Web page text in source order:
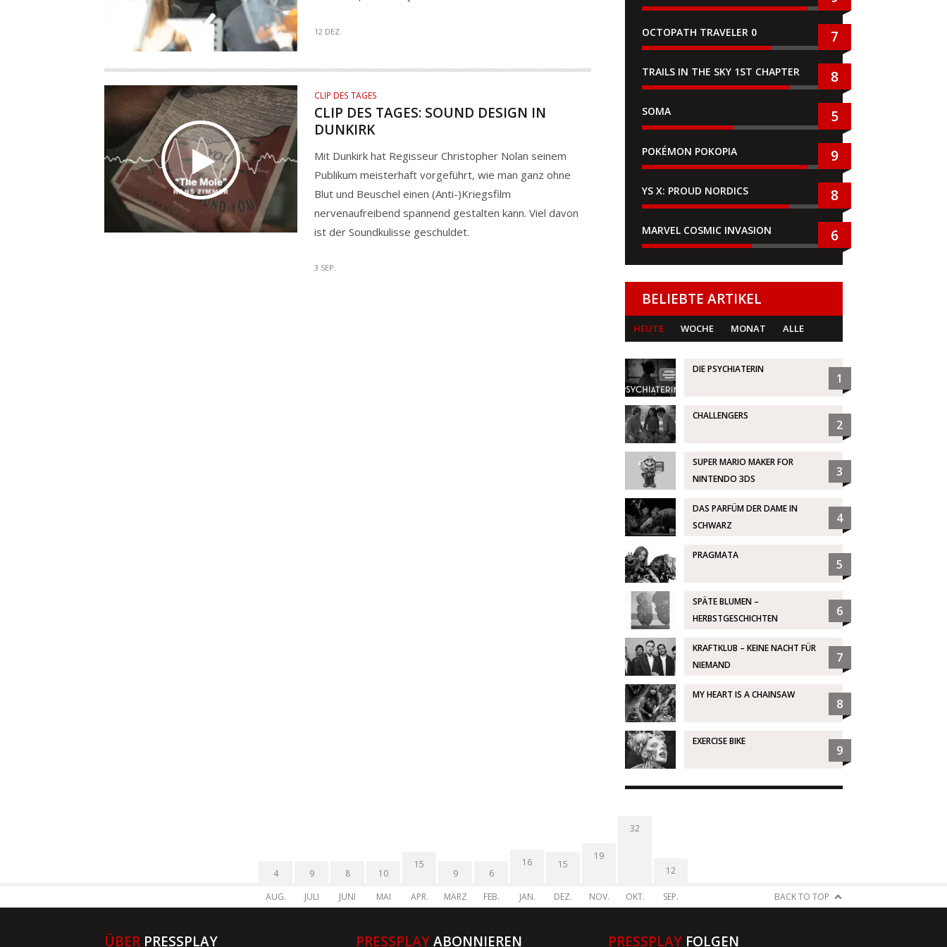
12 DEZ.
CLIP DES TAGES
CLIP DES TAGES: SOUND DESIGN IN
DUNKIRK
Mit Dunkirk hat Regisseur Christopher Nolan seinem
Publikum meisterhaft vorgeführt, wie man ganz ohne
Blut und Beuschel einen (Anti-)Kriegsfilm
nervenaufreibend spannend gestalten kann. Viel davon
ist der Soundkulisse geschuldet.
3 SEP.
OCTOPATH TRAVELER 0 7
TRAILS IN THE SKY 1ST CHAPTER 8
SOMA 5
POKÉMON POKOPIA 9
YS X: PROUD NORDICS 8
MARVEL COSMIC INVASION 6
BELIEBTE ARTIKEL
HEUTE WOCHE MONAT ALLE
DIE PSYCHIATERIN
1
CHALLENGERS
2
SUPER MARIO MAKER FOR
NINTENDO 3DS
3
DAS PARFÜM DER DAME IN
SCHWARZ
4
PRAGMATA
5
SPÄTE BLUMEN –
HERBSTGESCHICHTEN
6
KRAFTKLUB – KEINE NACHT FÜR
NIEMAND
7
MY HEART IS A CHAINSAW
8
EXERCISE BIKE
9
4
AUG.
9
JULI
8
JUNI
10
MAI
15
APR.
9
MÄRZ
6
FEB.
16
JAN.
15
DEZ.
19
NOV.
32
OKT.
12
SEP. BACK TO TOP
ÜBER PRESSPLAY PRESSPLAYABONNIEREN PRESSPLAYFOLGEN